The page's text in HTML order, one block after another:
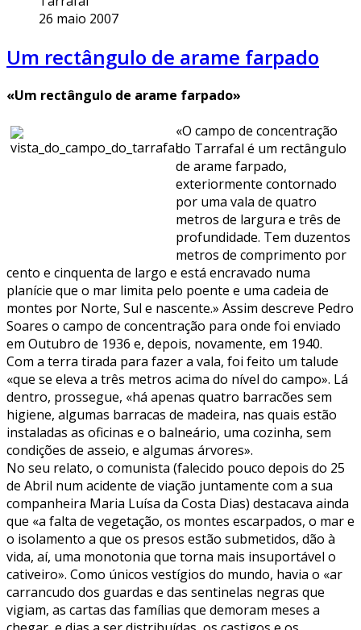
26 maio 2007
Um rectângulo de arame farpado
«Um rectângulo de arame farpado»
«O campo de concentração
do Tarrafal é um rectângulo
de arame farpado,
exteriormente contornado
por uma vala de quatro
metros de largura e três de
profundidade. Tem duzentos
metros de comprimento por
cento e cinquenta de largo e está encravado numa
planície que o mar limita pelo poente e uma cadeia de
montes por Norte, Sul e nascente.» Assim descreve Pedro
Soares o campo de concentração para onde foi enviado
em Outubro de 1936 e, depois, novamente, em 1940.
Com a terra tirada para fazer a vala, foi feito um talude
«que se eleva a três metros acima do nível do campo». Lá
dentro, prossegue, «há apenas quatro barracões sem
higiene, algumas barracas de madeira, nas quais estão
instaladas as oficinas e o balneário, uma cozinha, sem
condições de asseio, e algumas árvores».
No seu relato, o comunista (falecido pouco depois do 25
de Abril num acidente de viação juntamente com a sua
companheira Maria Luísa da Costa Dias) destacava ainda
que «a falta de vegetação, os montes escarpados, o mar e
o isolamento a que os presos estão submetidos, dão à
vida, aí, uma monotonia que torna mais insuportável o
cativeiro». Como únicos vestígios do mundo, havia o «ar
carrancudo dos guardas e das sentinelas negras que
vigiam, as cartas das famílias que demoram meses a